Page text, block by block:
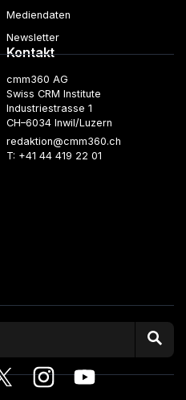
Mediendaten
Newsletter
Kontakt
cmm360 AG
Swiss CRM Institute
Industriestrasse 1
CH–6034 Inwil/Luzern
redaktion@cmm360.ch
T: +41 44 419 22 01